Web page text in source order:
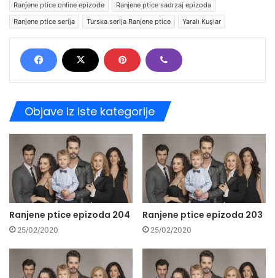
Ranjene ptice online epizode
Ranjene ptice sadrzaj epizoda
Ranjene ptice serija
Turska serija Ranjene ptice Yaralı Kuşlar
Objave iz iste kategorije
Ranjene ptice epizoda 204
25/02/2020
Ranjene ptice epizoda 203
25/02/2020